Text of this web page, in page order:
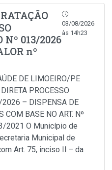
013/2026
nº
03/08/2026
às 14h23
DE LIMOEIRO/PE
PROCESSO
– DISPENSA DE
BASE NO ART. Nº
2021 O Município de
Municipal de
Art. 75, inciso Il – da